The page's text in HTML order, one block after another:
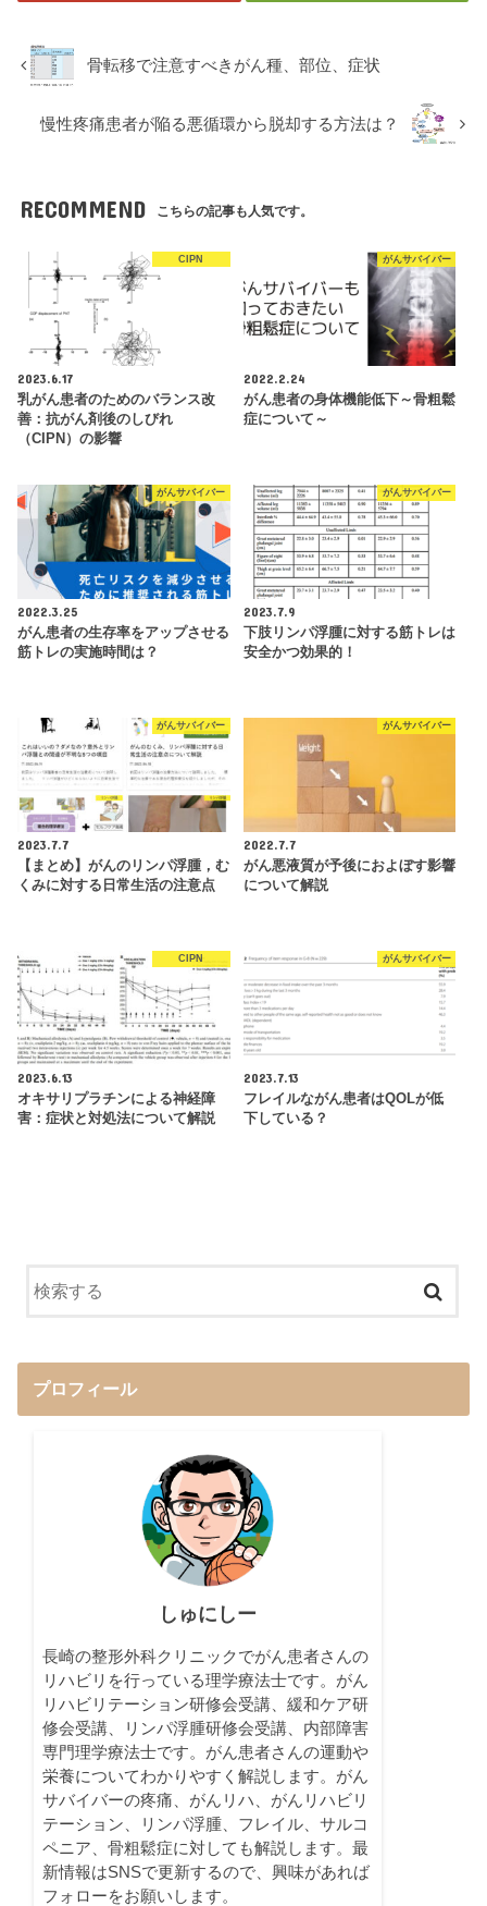
骨転移で注意すべきがん種、部位、症状
慢性疼痛患者が陥る悪循環から脱却する方法は？
RECOMMEND こちらの記事も人気です。
CIPN
2023.6.17
乳がん患者のためのバランス改
善：抗がん剤後のしびれ
（CIPN）の影響
がんサバイバー
2022.2.24
がん患者の身体機能低下～骨粗鬆
症について～
がんサバイバー
2022.3.25
がん患者の生存率をアップさせる
筋トレの実施時間は？
がんサバイバー
2023.7.9
下肢リンパ浮腫に対する筋トレは
安全かつ効果的！
がんサバイバー
2023.7.7
【まとめ】がんのリンパ浮腫，む
くみに対する日常生活の注意点
がんサバイバー
2022.7.7
がん悪液質が予後におよぼす影響
について解説
CIPN
2023.6.13
オキサリプラチンによる神経障
害：症状と対処法について解説
がんサバイバー
2023.7.13
フレイルながん患者はQOLが低
下している？
プロフィール
しゅにしー
長崎の整形外科クリニックでがん患者さんの
リハビリを行っている理学療法士です。がん
リハビリテーション研修会受講、緩和ケア研
修会受講、リンパ浮腫研修会受講、内部障害
専門理学療法士です。がん患者さんの運動や
栄養についてわかりやすく解説します。がん
サバイバーの疼痛、がんリハ、がんリハビリ
テーション、リンパ浮腫、フレイル、サルコ
ペニア、骨粗鬆症に対しても解説します。最
新情報はSNSで更新するので、興味があれば
フォローをお願いします。